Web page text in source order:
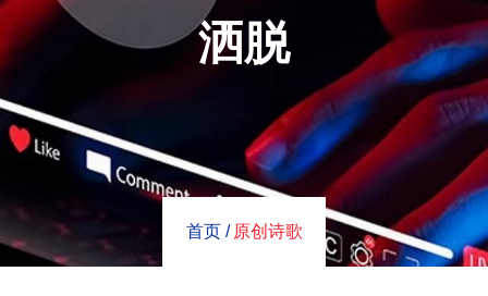
洒脱
首页 / 原创诗歌